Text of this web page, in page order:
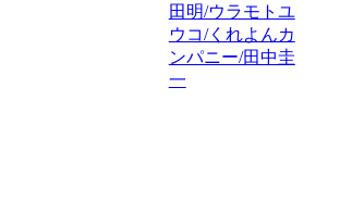
田明/ウラモトユ
ウコ/くれよんカ
ンパニー/田中圭
一